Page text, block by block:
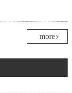
more